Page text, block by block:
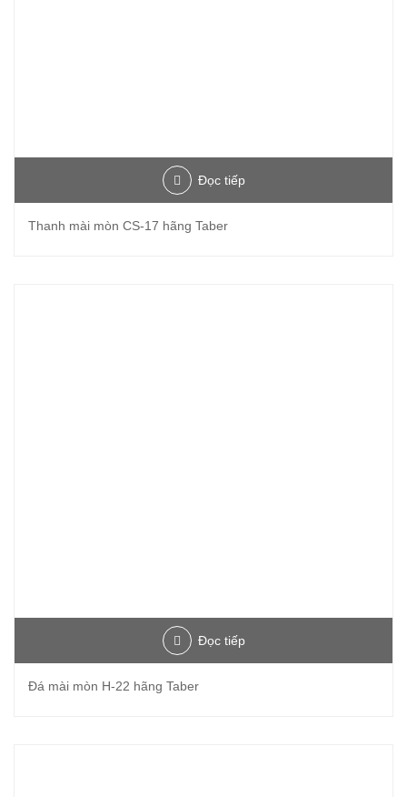
Đọc tiếp
Thanh mài mòn CS-17 hãng Taber
Đọc tiếp
Đá mài mòn H-22 hãng Taber